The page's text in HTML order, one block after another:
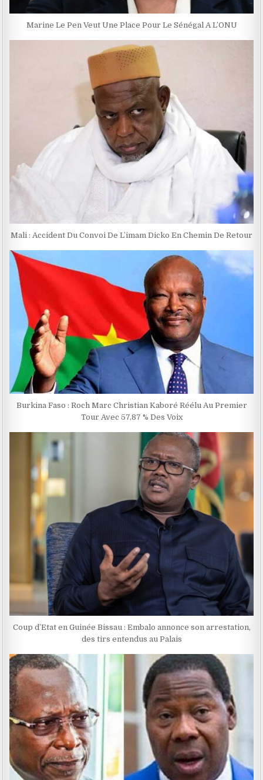
Marine Le Pen Veut Une Place Pour Le Sénégal A L’ONU
Mali : Accident Du Convoi De L’imam Dicko En Chemin De Retour
Burkina Faso : Roch Marc Christian Kaboré Réélu Au Premier
Tour Avec 57,87 % Des Voix
Coup d’Etat en Guinée Bissau : Embalo annonce son arrestation,
des tirs entendus au Palais